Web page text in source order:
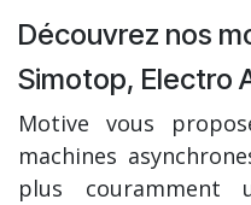
Découvrez nos
Simotop, Electro
Motive vous
machines
plus couramment